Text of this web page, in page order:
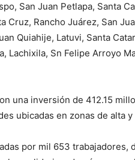
San Juan Petlapa, Santa
Cruz, Rancho Juárez, San
Quiahije, Latuvi, Santa
Lachixila, Sn Felipe Arroyo
una inversión de 412.15
ubicadas en zonas de alta
por mil 653 trabajadores,